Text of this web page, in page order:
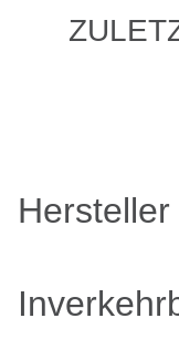
Hersteller